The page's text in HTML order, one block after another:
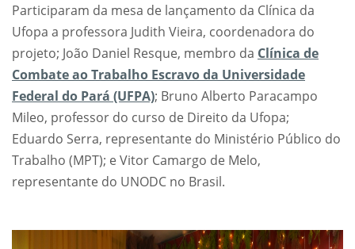
Participaram da mesa de lançamento da Clínica da
Ufopa a professora Judith Vieira, coordenadora do
projeto; João Daniel Resque, membro da Clínica de
Combate ao Trabalho Escravo da Universidade
Federal do Pará (UFPA); Bruno Alberto Paracampo
Mileo, professor do curso de Direito da Ufopa;
Eduardo Serra, representante do Ministério Público do
Trabalho (MPT); e Vitor Camargo de Melo,
representante do UNODC no Brasil.